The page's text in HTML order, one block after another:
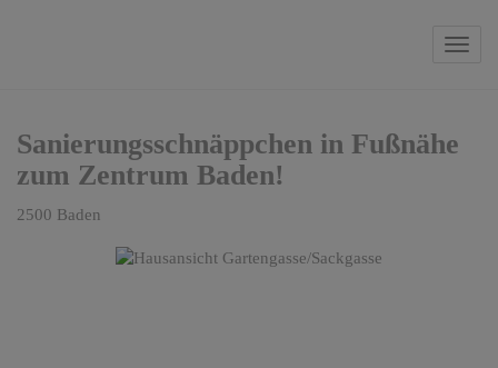
Sanierungsschnäppchen in Fußnähe
zum Zentrum Baden!
2500 Baden